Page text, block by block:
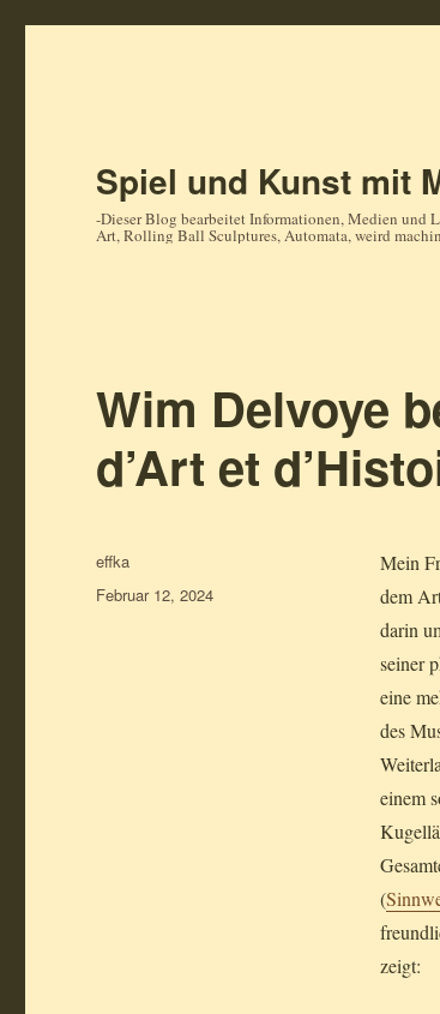
Spiel und Kunst mit
-Dieser Blog bearbeitet Informationen, Medien und
Art, Rolling Ball Sculptures, Automata, weird
Wim Delvoye
d’Art et
Mein
dem
darin
seiner
eine
des
einem
(
zeigt:
Autor
effka
Veröffentlicht
Februar 12, 2024